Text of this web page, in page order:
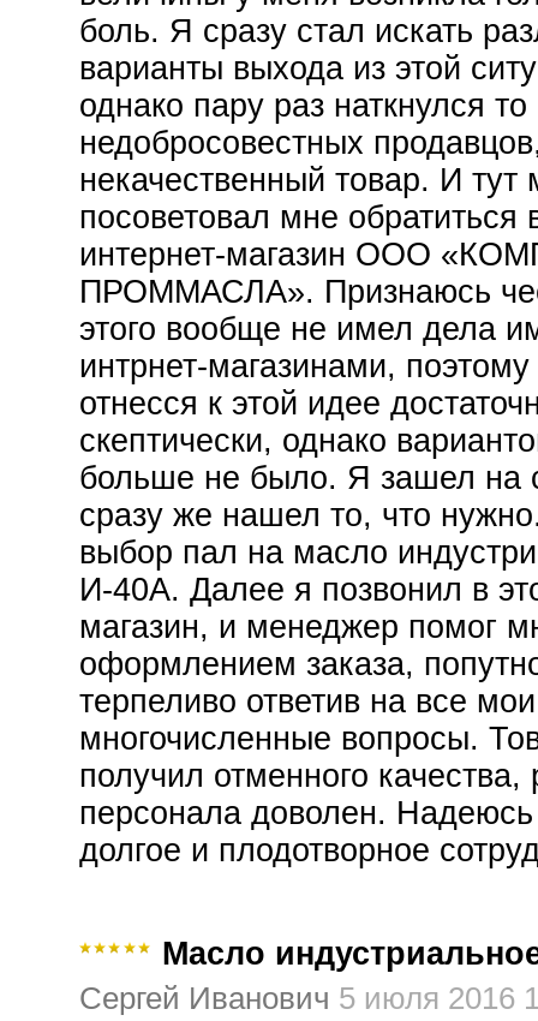
боль. Я сразу стал искать
варианты выхода из этой
однако пару раз наткнулся то
недобросовестных
некачественный товар. И тут
посоветовал мне обратиться
интернет-магазин ООО
ПРОММАСЛА». Признаюсь
этого вообще не имел дела
интрнет-магазинами,
отнесся к этой идее
скептически, однако
больше не было. Я зашел на
сразу же нашел то, что
выбор пал на масло
И-40А. Далее я позвонил в
магазин, и менеджер помог
оформлением заказа,
терпеливо ответив на все мои
многочисленные вопросы.
получил отменного качества,
персонала доволен.
долгое и плодотворное
Масло
Сергей Иванович 5 июля 2016